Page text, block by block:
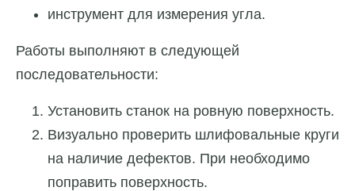
инструмент для измерения угла.
Работы выполняют в следующей
последовательности:
Установить станок на ровную поверхность.
Визуально проверить шлифовальные круги
на наличие дефектов. При необходимо
поправить поверхность.